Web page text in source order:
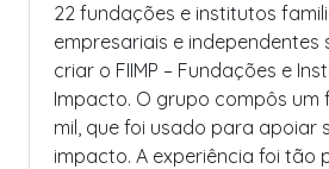
22 fundações e institutos
empresariais e independentes
criar o FIIMP – Fundações e
Impacto. O grupo compôs um
mil, que foi usado para apoiar
impacto. A experiência foi tão